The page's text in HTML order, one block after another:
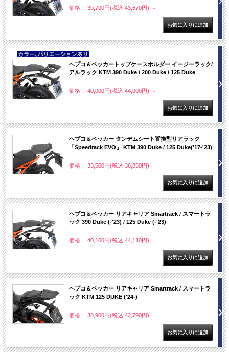
価格： 39,700円(税込 43,670円) ～
NEW
ヘプコ＆ベッカートップケースホルダー イージーラック/
アルラック KTM 390 Duke / 200 Duke / 125 Duke
価格： 40,000円(税込 44,000円) ～
ヘプコ＆ベッカー タンデムシート置換型リアラック
「Speedrack EVO」 KTM 390 Duke / 125 Duke('17-'23)
価格： 33,500円(税込 36,850円)
ヘプコ＆ベッカー リアキャリア Smartrack / スマートラ
ック 390 Duke (-'23) / 125 Duke (-'23)
価格： 40,100円(税込 44,110円)
ヘプコ＆ベッカー リアキャリア Smartrack / スマートラ
ック KTM 125 DUKE ('24-)
価格： 38,900円(税込 42,790円)